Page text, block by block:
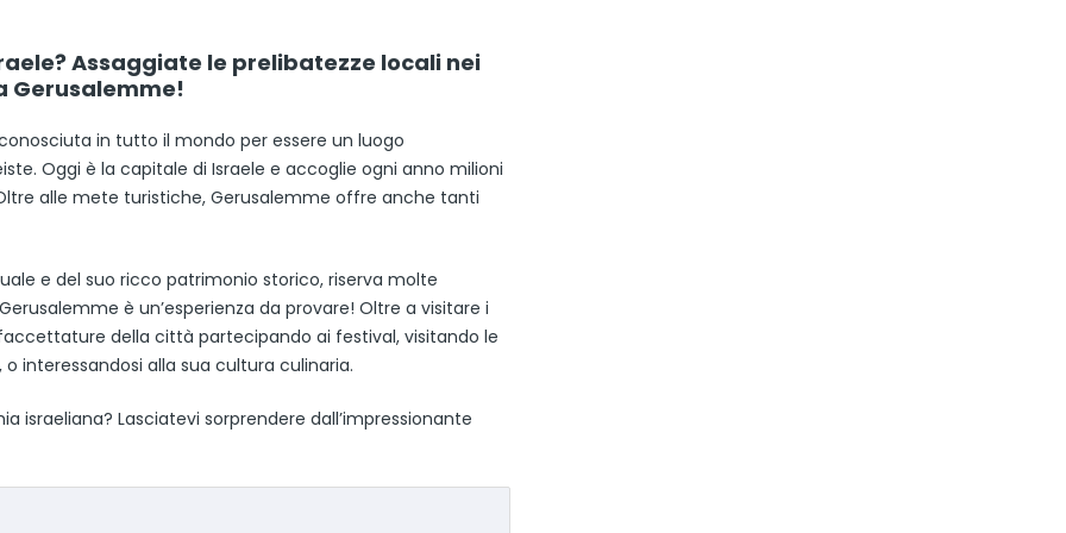
Assaggiate le prelibatezze locali nei
Gerusalemme!
in tutto il mondo per essere un luogo
Oggi è la capitale di Israele e accoglie ogni anno milioni
alle mete turistiche, Gerusalemme offre anche tanti
e del suo ricco patrimonio storico, riserva molte
è un’esperienza da provare! Oltre a visitare i
della città partecipando ai festival, visitando le
interessandosi alla sua cultura culinaria.
israeliana? Lasciatevi sorprendere dall’impressionante